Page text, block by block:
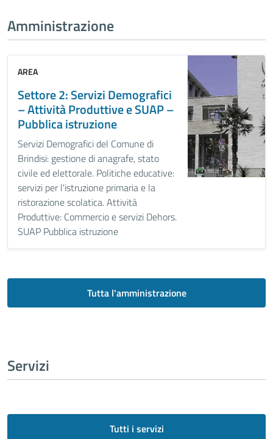
Amministrazione
AREA
Settore 2: Servizi Demografici
– Attività Produttive e SUAP –
Pubblica istruzione
Servizi Demografici del Comune di
Brindisi: gestione di anagrafe, stato
civile ed elettorale. Politiche educative:
servizi per l'istruzione primaria e la
ristorazione scolatica. Attività
Produttive: Commercio e servizi Dehors.
SUAP Pubblica istruzione
Tutta l'amministrazione
Servizi
Tutti i servizi